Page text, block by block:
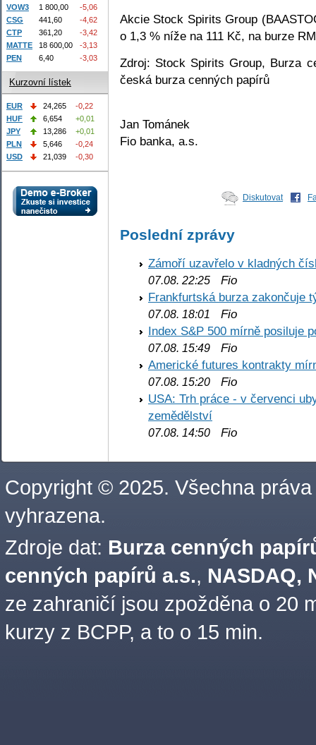
Akcie Stock Spirits Group
o 1,3 % níže na 111 Kč, na burze
Zdroj: Stock Spirits Group, Burza
česká burza cenných papírů
Jan Tománek
Fio banka, a.s.
Diskutovat
Poslední zprávy
Zámoří uzavřelo v kladných
07.08. 22:25 Fio
Frankfurtská burza zakončuje
07.08. 18:01
Fio
Index S&P 500 mírně posiluje
07.08. 15:49 Fio
Americké futures kontrakty
07.08. 15:20 Fio
USA: Trh práce - v červenci
zemědělství
07.08. 14:50 Fio
VOW3 1 800,00
-5,06
CSG
441,60
-4,62
CTP
361,20
-3,42
MATTE
18 600,00
-3,13
PEN
6,40 -3,03
Kurzovní lístek
EUR 24,265
-0,22
HUF
6,654
+0,01
JPY
13,286
+0,01
PLN
5,646
-0,24
USD
21,039 -0,30
Copyright © 2025. Všechna práva
vyhrazena.
Zdroje dat: Burza cenných
cenných papírů a.s., NASDAQ,
ze zahraničí jsou zpožděna o 20
kurzy z BCPP, a to o 15 min.